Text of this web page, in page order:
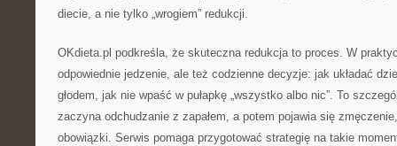
diecie, a nie tylko „wrogiem” redukcji.
OKdieta.pl podkreśla, że skuteczna redukcja to proces. W
odpowiednie jedzenie, ale też codzienne decyzje: jak układać
głodem, jak nie wpaść w pułapkę „wszystko albo nic”. To
zaczyna odchudzanie z zapałem, a potem pojawia się
obowiązki. Serwis pomaga przygotować strategię na takie